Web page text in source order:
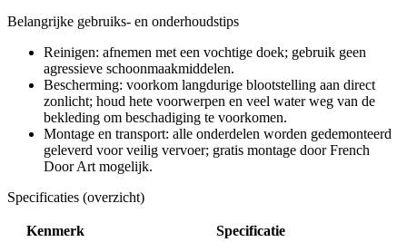
Belangrijke gebruiks- en onderhoudstips
Reinigen: afnemen met een vochtige doek; gebruik geen
agressieve schoonmaakmiddelen.
Bescherming: voorkom langdurige blootstelling aan direct
zonlicht; houd hete voorwerpen en veel water weg van de
bekleding om beschadiging te voorkomen.
Montage en transport: alle onderdelen worden gedemonteerd
geleverd voor veilig vervoer; gratis montage door French
Door Art mogelijk.
Specificaties (overzicht)
Kenmerk
Specificatie